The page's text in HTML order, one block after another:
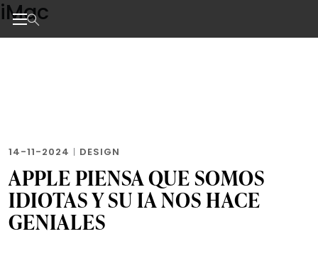
Skip
to
the
iMac
14-11-2024 | DESIGN
APPLE PIENSA QUE SOMOS
IDIOTAS Y SU IA NOS HACE
GENIALES